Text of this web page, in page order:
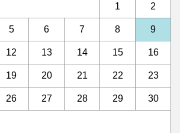
1 2
5 6 7 8 9
12 13 14 15 16
19 20 21 22 23
26 27 28 29 30